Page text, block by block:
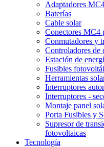
Adaptadores
Baterías
Cable solar
Conectores MC4
Conmutadores y
Controladores de
Estación de
Fusibles
Herramientas
Interruptores
Interruptores -
Montaje panel
Porta Fusibles y
Supresor de
fotovoltaicas
Tecnología